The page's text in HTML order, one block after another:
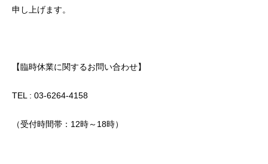
申し上げます。
【臨時休業に関するお問い合わせ】
TEL : 03-6264-4158
（受付時間帯：12時～18時）